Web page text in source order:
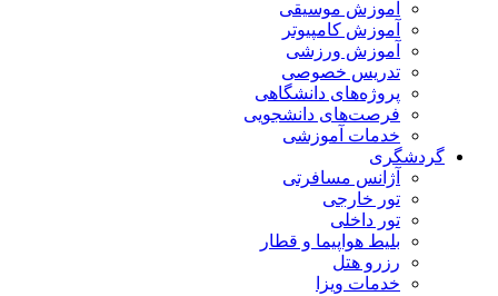
آموزش موسیقی
آموزش کامپیوتر
آموزش ورزشی
تدریس خصوصی
پروژه‌های دانشگاهی
فرصت‌های دانشجویی
خدمات آموزشی
گردشگری
آژانس مسافرتی
تور خارجی
تور داخلی
بلیط هواپیما و قطار
رزرو هتل
خدمات ویزا